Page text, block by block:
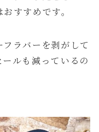
すすめです。
ラバーを剥がして
ルも減っているの